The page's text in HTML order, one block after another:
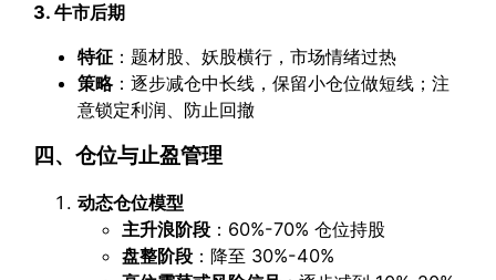
3. 牛市后期
特征 ：题材股、妖股横行，市场情绪过热
策略：逐步减仓中长线，保留小仓位做短线；注
意锁定利润、防止回撤
四、仓位与止盈管理
动态仓位模型
主升浪阶段 ：60%-70% 仓位持股
盘整阶段 ：降至 30%-40%